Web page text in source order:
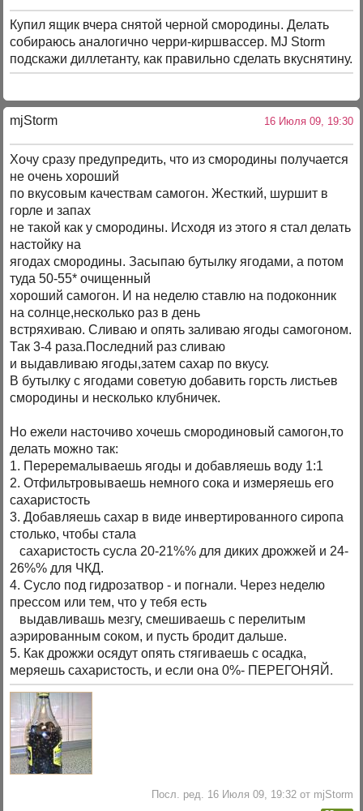
Купил ящик вчера снятой черной смородины. Делать
собираюсь аналогично черри-киршвассер. MJ Storm
подскажи диллетанту, как правильно сделать вкуснятину.
mjStоrm 16 Июля 09, 19:30
Хочу сразу предупредить, что из смородины получается
не очень хороший
по вкусовым качествам самогон. Жесткий, шуршит в
горле и запах
не такой как у смородины. Исходя из этого я стал делать
настойку на
ягодах смородины. Засыпаю бутылку ягодами, а потом
туда 50-55* очищенный
хороший самогон. И на неделю ставлю на подоконник
на солнце,несколько раз в день
встряхиваю. Сливаю и опять заливаю ягоды самогоном.
Так 3-4 раза.Последний раз сливаю
и выдавливаю ягоды,затем сахар по вкусу.
В бутылку с ягодами советую добавить горсть листьев
смородины и несколько клубничек.
Но ежели насточиво хочешь смородиновый самогон,то
делать можно так:
1. Переремалываешь ягоды и добавляешь воду 1:1
2. Отфильтровываешь немного сока и измеряешь его
сахаристость
3. Добавляешь сахар в виде инвертированного сиропа
столько, чтобы стала
сахаристость сусла 20-21%% для диких дрожжей и 24-
26%% для ЧКД.
4. Сусло под гидрозатвор - и погнали. Через неделю
прессом или тем, что у тебя есть
выдавливашь мезгу, смешиваешь с перелитым
аэрированным соком, и пусть бродит дальше.
5. Как дрожжи осядут опять стягиваешь с осадка,
меряешь сахаристость, и если она 0%- ПЕРЕГОНЯЙ.
Посл. ред. 16 Июля 09, 19:32 от mjStorm